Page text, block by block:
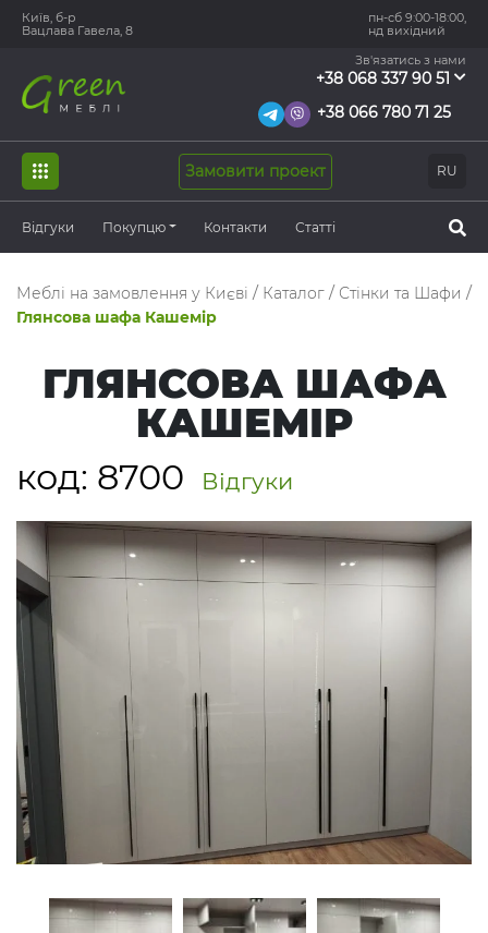
Київ, б-р
Вацлава Гавела, 8
пн-сб 9:00-18:00,
нд вихідний
Зв'язатись з нами
+38 068 337 90 51
+38 066 780 71 25
RU
Замовити проект
Відгуки Покупцю Контакти Статті
Меблі на замовлення у Києві / Каталог / Стінки та Шафи /
Глянсова шафа Кашемір
ГЛЯНСОВА ШАФА
КАШЕМІР
код: 8700 Відгуки